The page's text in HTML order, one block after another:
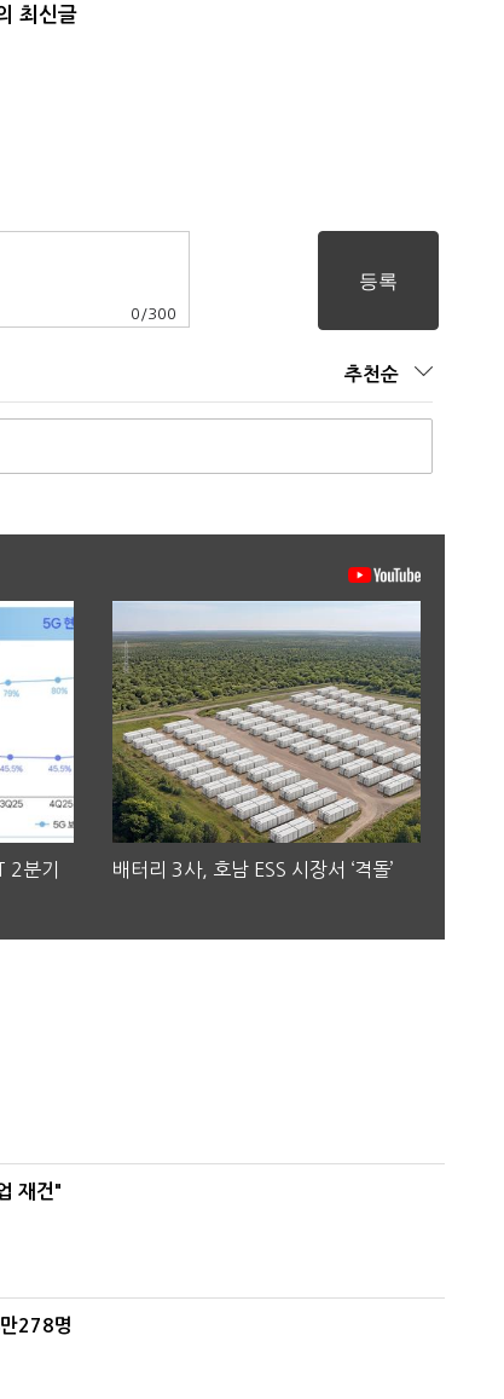
최신글
0 /300
추천순
2분기
배터리 3사, 호남 ESS 시장서 ‘격돌’
재건"
278명